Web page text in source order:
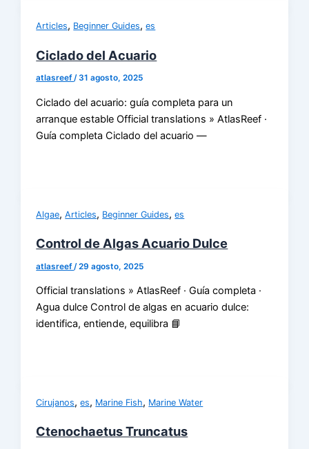
Articles, Beginner Guides,es
Ciclado del Acuario
atlasreef/31 agosto, 2025
Ciclado del acuario: guía completa para un
arranque estable Official translations » AtlasReef ·
Guía completa Ciclado del acuario —
Algae,Articles, Beginner Guides,es
Control de Algas Acuario Dulce
atlasreef /29 agosto, 2025
Official translations » AtlasReef · Guía completa ·
Agua dulce Control de algas en acuario dulce:
identifica, entiende, equilibra 📘
Cirujanos,es, Marine Fish, Marine Water
Ctenochaetus Truncatus